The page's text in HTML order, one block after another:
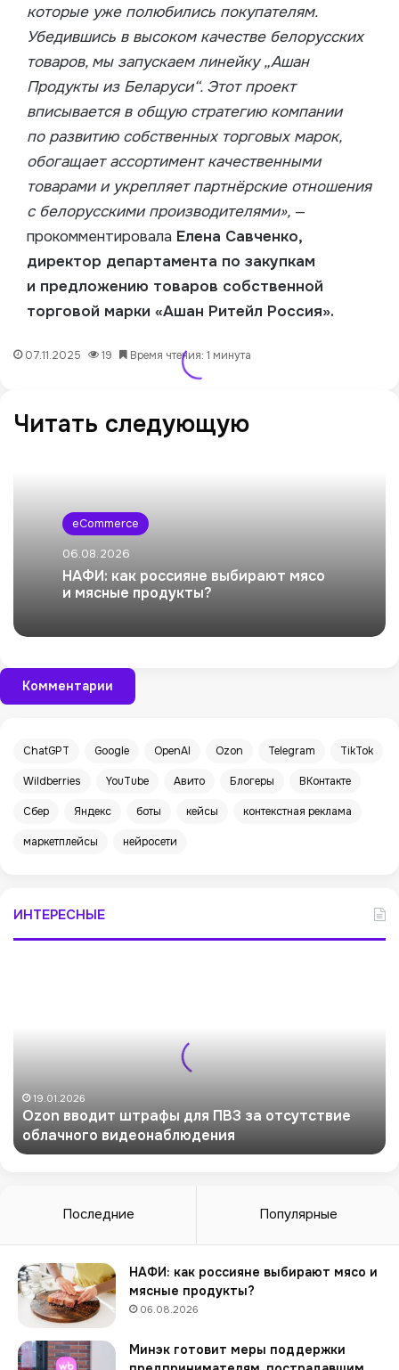
которые уже полюбились покупателям.
Убедившись в высоком качестве белорусских
товаров, мы запускаем линейку „Ашан
Продукты из Беларуси“. Этот проект
вписывается в общую стратегию компании
по развитию собственных торговых марок,
обогащает ассортимент качественными
товарами и укрепляет партнёрские отношения
с белорусскими производителями», —
прокомментировала Елена Савченко,
директор департамента по закупкам
и предложению товаров собственной
торговой марки «Ашан Ритейл Россия».
07.11.2025 19 Время чтения: 1 минута
Читать следующую
eCommerce
06.08.2026
НАФИ: как россияне выбирают мясо
и мясные продукты?
Комментарии
ChatGPT Google OpenAI Ozon Telegram TikTok
Wildberries YouTube Авито Блогеры ВКонтакте
Сбер Яндекс боты кейсы контекстная реклама
маркетплейсы нейросети
ИНТЕРЕСНЫЕ
ш
ы
д
л
В
З
19.01.2026
Ozon вводит штрафы для ПВЗ за отсутствие
облачного видеонаблюдения
Последние Популярные
НАФИ: как россияне выбирают мясо и
мясные продукты?
06.08.2026
Минэк готовит меры поддержки